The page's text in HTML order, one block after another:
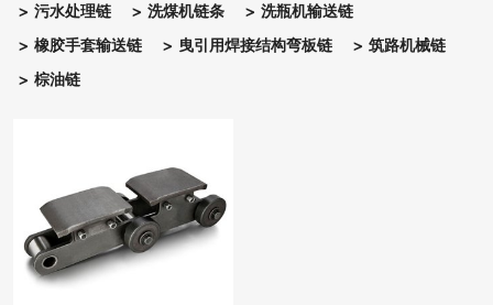
污水处理链
洗煤机链条
洗瓶机输送链
橡胶手套输送链
曳引用焊接结构弯板链
筑路机械链
棕油链